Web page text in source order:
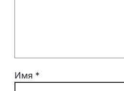
Имя *